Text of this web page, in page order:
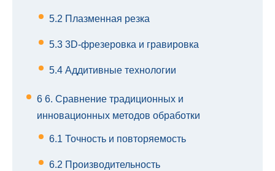
5.2 Плазменная резка
5.3 3D-фрезеровка и гравировка
5.4 Аддитивные технологии
6 6. Сравнение традиционных и
инновационных методов обработки
6.1 Точность и повторяемость
6.2 Производительность